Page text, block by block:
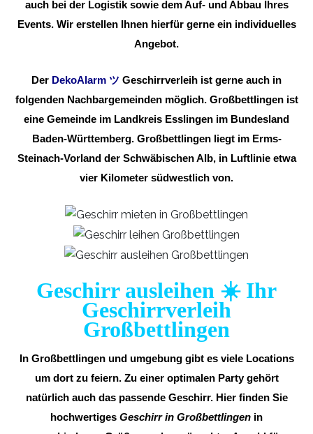
auch bei der Logistik sowie dem Auf- und Abbau Ihres
Events. Wir erstellen Ihnen hierfür gerne ein individuelles
Angebot.
Der DekoAlarm ツ Geschirrverleih ist gerne auch in
folgenden Nachbargemeinden möglich. Großbettlingen ist
eine Gemeinde im Landkreis Esslingen im Bundesland
Baden-Württemberg. Großbettlingen liegt im Erms-
Steinach-Vorland der Schwäbischen Alb, in Luftlinie etwa
vier Kilometer südwestlich von.
Geschirr ausleihen ☀️ Ihr
Geschirrverleih
Großbettlingen
In Großbettlingen und umgebung gibt es viele Locations
um dort zu feiern. Zu einer optimalen Party gehört
natürlich auch das passende Geschirr. Hier finden Sie
hochwertiges Geschirr in Großbettlingen in